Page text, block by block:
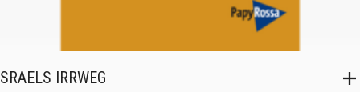
IRRWEG